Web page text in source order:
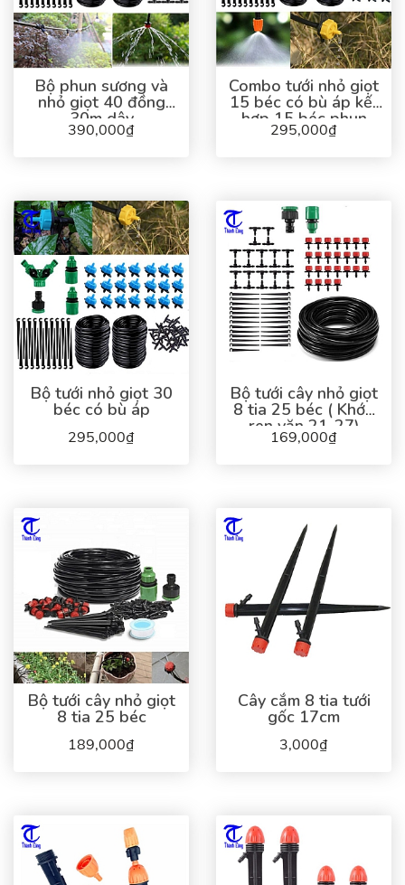
Bộ phun sương và
nhỏ giọt 40 đồng
30m dây
390,000₫
Combo tưới nhỏ giọt
15 béc có bù áp kết
hợp 15 béc phun
sương
295,000₫
Bộ tưới nhỏ giọt 30
béc có bù áp
295,000₫
Bộ tưới cây nhỏ giọt
8 tia 25 béc ( Khớp
ren vặn 21-27)
169,000₫
Bộ tưới cây nhỏ giọt
8 tia 25 béc
189,000₫
Cây cắm 8 tia tưới
gốc 17cm
3,000₫